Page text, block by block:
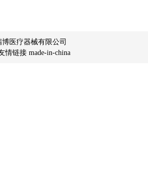
医疗器械有限公司
情链接 made-in-china